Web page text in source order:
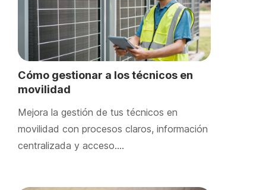
Cómo gestionar a los técnicos en
movilidad
Mejora la gestión de tus técnicos en
movilidad con procesos claros, información
centralizada y acceso….